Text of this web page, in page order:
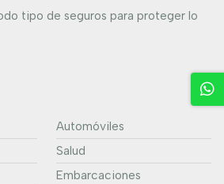
tipo de seguros para proteger lo
Automóviles
Salud
Embarcaciones